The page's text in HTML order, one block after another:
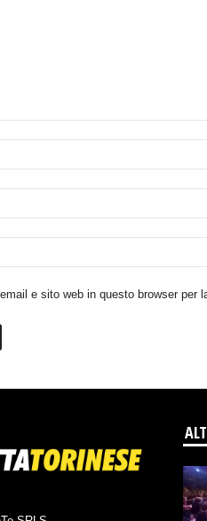
e sito web in questo browser per